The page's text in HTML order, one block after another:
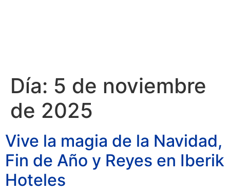
Día: 5 de noviembre
de 2025
Vive la magia de la Navidad,
Fin de Año y Reyes en Iberik
Hoteles